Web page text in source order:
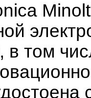
в том